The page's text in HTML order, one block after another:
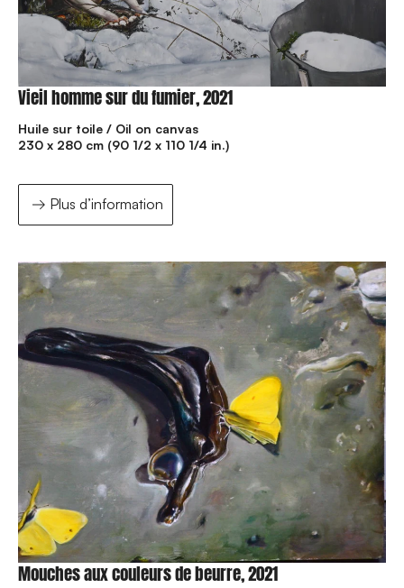
Vieil homme sur du fumier, 2021
Huile sur toile / Oil on canvas
230 x 280 cm (90 1/2 x 110 1/4 in.)
Plus d’information
Mouches aux couleurs de beurre, 2021